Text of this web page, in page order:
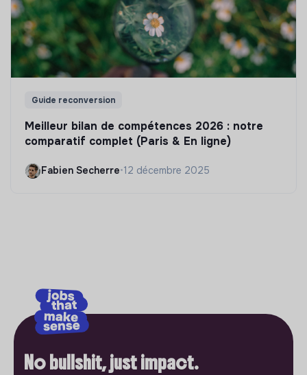
Guide reconversion
Meilleur bilan de compétences 2026 : notre
comparatif complet (Paris & En ligne)
Fabien Secherre•12 décembre 2025
No bullshit, just impact.